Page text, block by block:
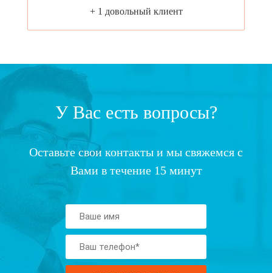
+ 1 довольный клиент
У Вас есть вопросы?
Оставьте свои контакты и мы свяжемся с
Вами в течение 15 минут